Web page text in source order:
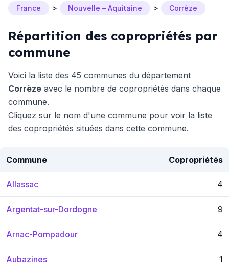
France > Nouvelle – Aquitaine > Corrèze
Répartition des copropriétés par
commune
Voici la liste des 45 communes du département
Corrèze avec le nombre de copropriétés dans chaque
commune.
Cliquez sur le nom d'une commune pour voir la liste
des copropriétés situées dans cette commune.
Commune Copropriétés
Allassac 4
Argentat-sur-Dordogne 9
Arnac-Pompadour 4
Aubazines 1